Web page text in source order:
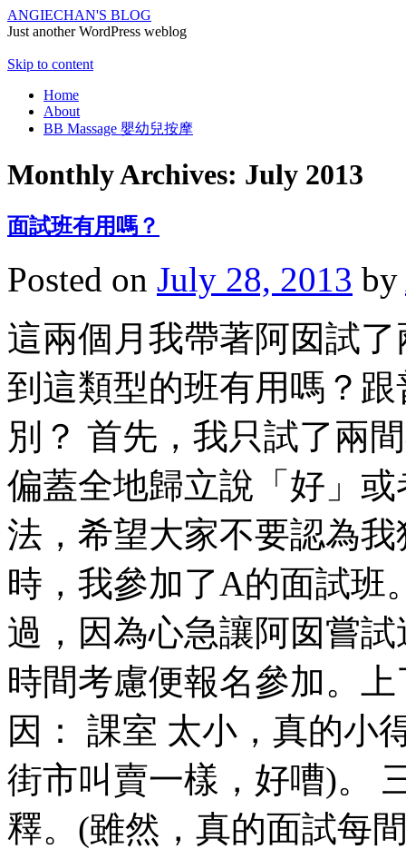
ANGIECHAN'S BLOG
Just another WordPress weblog
Skip to content
Home
About
BB Massage 嬰幼兒按摩
Monthly Archives: July 2013
面試班有用嗎？
Posted on July 28, 2013 by
這兩個月我帶著阿囡試
到這類型的班有用嗎？
別？ 首先，我只試了兩
偏蓋全地歸立說「好」
法，希望大家不要認為
時，我參加了A的面試班
過，因為心急讓阿囡嘗
時間考慮便報名參加。
因： 課室 太小，真的小
街市叫賣一樣，好嘈)。
釋。(雖然，真的面試每